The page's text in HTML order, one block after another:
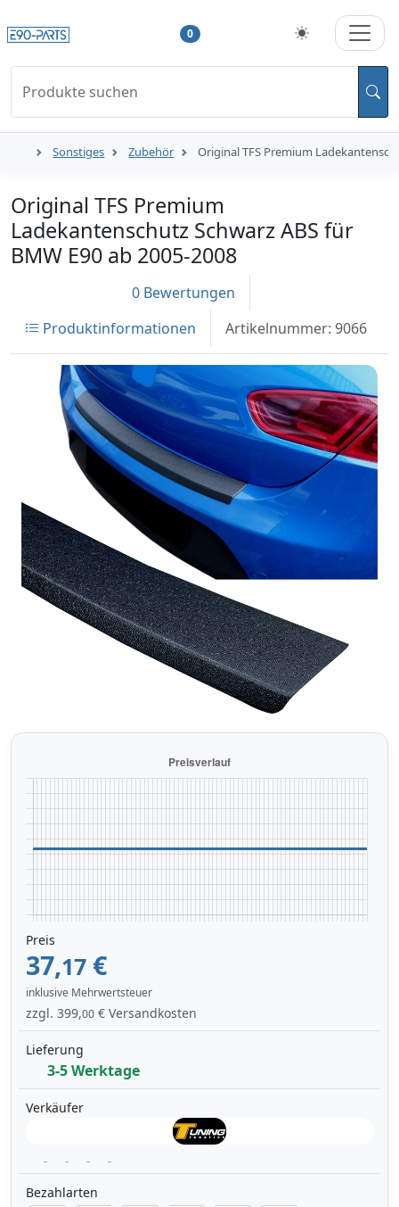
0
Produkte suchen
Sonstiges Zubehör Original TFS Premium
Original TFS Premium
Ladekantenschutz Schwarz ABS für
BMW E90 ab 2005-2008
0 Bewertungen
Produktinformationen
Artikelnummer: 9066
Preis
37,17 €
inklusive Mehrwertsteuer
zzgl. 399,00 € Versandkosten
Lieferung
3-5 Werktage
Verkäufer
Bezahlarten